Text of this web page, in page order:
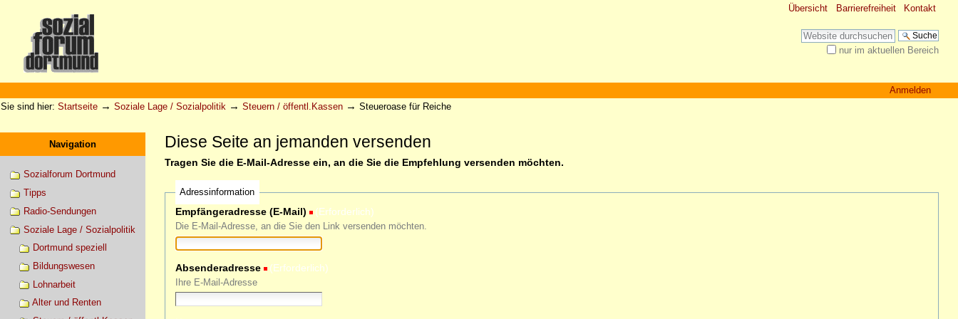
Übersicht Barrierefreiheit Kontakt
Website durchsuchen
nur im aktuellen Bereich
Werkzeuge
Anmelden
Sie sind hier: Startseite → Soziale Lage / Sozialpolitik → Steuern / öffentl.Kassen → Steueroase für Reiche
Navigation
Sozialforum Dortmund
Tipps
Radio-Sendungen
Soziale Lage / Sozialpolitik
Dortmund speziell
Bildungswesen
Lohnarbeit
Alter und Renten
Diese Seite an jemanden versenden
Tragen Sie die E-Mail-Adresse ein, an die Sie die Empfehlung versenden möchten.
Adressinformation
Empfängeradresse (E-Mail) (Erforderlich)
Die E-Mail-Adresse, an die Sie den Link versenden möchten.
Absenderadresse (Erforderlich)
Ihre E-Mail-Adresse